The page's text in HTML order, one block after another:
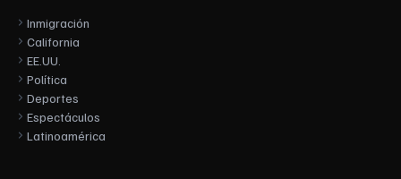
Inmigración
California
EE.UU.
Política
Deportes
Espectáculos
Latinoamérica